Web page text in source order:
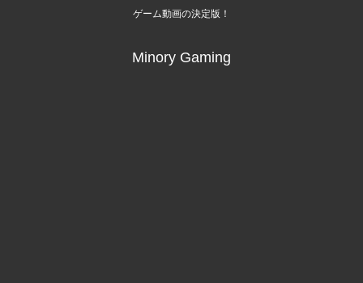
ゲーム動画の決定版！
Minory Gaming